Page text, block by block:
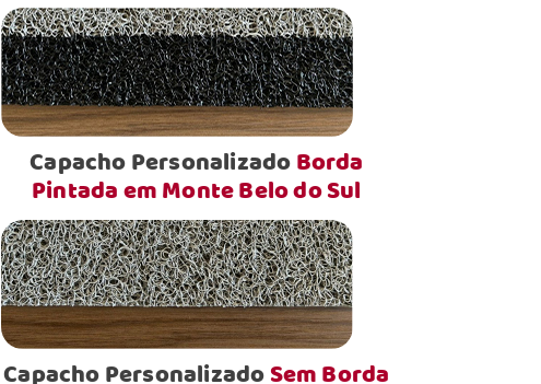
Capacho PersonalizadoBorda
Pintada em Monte Belo do Sul
Capacho PersonalizadoSem Borda